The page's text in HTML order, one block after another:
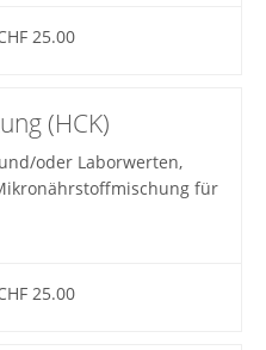
25.00
(HCK)
oder Laborwerten,
für
25.00